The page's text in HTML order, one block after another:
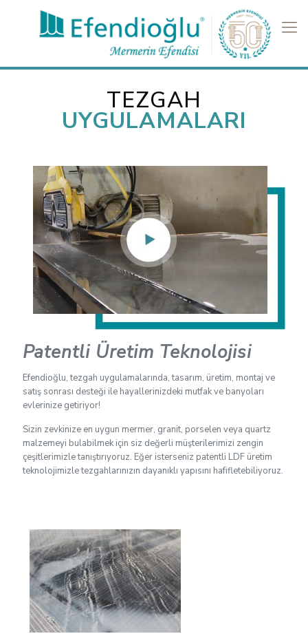
TEZGAH
UYGULAMALARI
Patentli Üretim Teknolojisi
Efendioğlu, tezgah uygulamalarında, tasarım, üretim, montaj ve
satış sonrası desteği ile hayallerinizdeki mutfak ve banyoları
evlerinize getiriyor!
Sizin zevkinize en uygun mermer, granit, porselen veya quartz
malzemeyi bulabilmek için siz değerli müşterilerimizi zengin
çeşitlerimizle tanıştırıyoruz. Eğer isterseniz patentli LDF üretim
teknolojimizle tezgahlarınızın dayanıklı yapısını hafifletebiliyoruz.